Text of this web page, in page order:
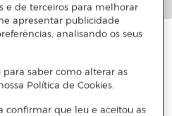
DO PRODUTO
e de terceiros para melhorar
apresentar publicidade
analisando os seus
para saber como alterar as
Política de Cookies.
confirmar que leu e aceitou as